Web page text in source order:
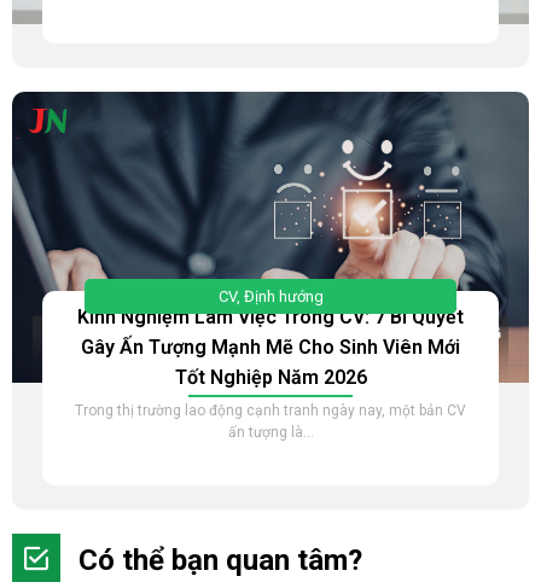
CV, Định hướng
Kinh Nghiệm Làm Việc Trong CV: 7 Bí Quyết
Gây Ấn Tượng Mạnh Mẽ Cho Sinh Viên Mới
Tốt Nghiệp Năm 2026
Trong thị trường lao động cạnh tranh ngày nay, một bản CV
ấn tượng là...
Có thể bạn quan tâm?